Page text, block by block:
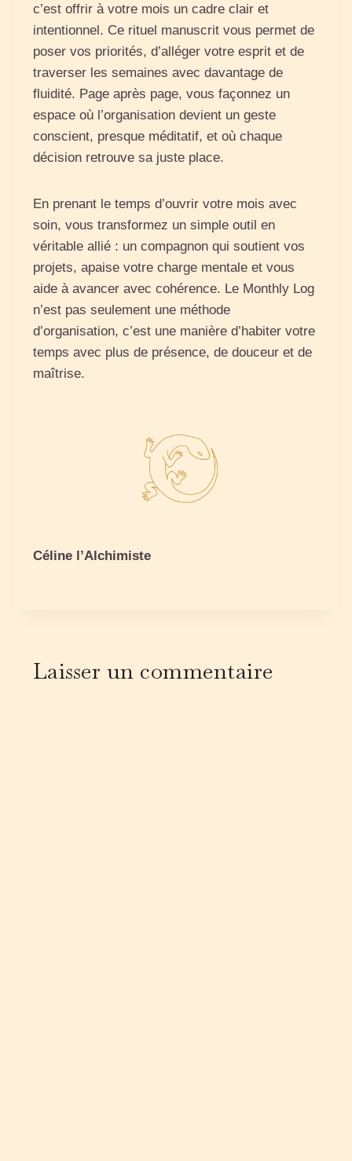
c’est offrir à votre mois un cadre clair et
intentionnel. Ce rituel manuscrit vous permet de
poser vos priorités, d’alléger votre esprit et de
traverser les semaines avec davantage de
fluidité. Page après page, vous façonnez un
espace où l’organisation devient un geste
conscient, presque méditatif, et où chaque
décision retrouve sa juste place.
En prenant le temps d’ouvrir votre mois avec
soin, vous transformez un simple outil en
véritable allié : un compagnon qui soutient vos
projets, apaise votre charge mentale et vous
aide à avancer avec cohérence. Le Monthly Log
n’est pas seulement une méthode
d’organisation, c’est une manière d’habiter votre
temps avec plus de présence, de douceur et de
maîtrise.
Céline l’Alchimiste
Laisser un commentaire